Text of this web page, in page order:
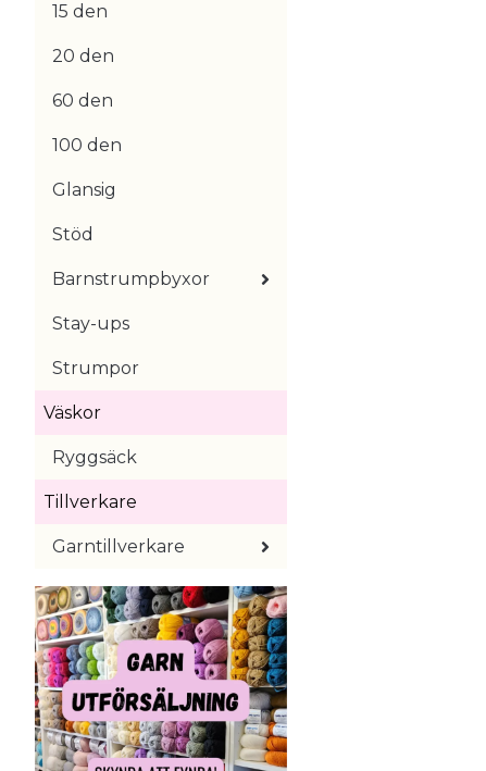
15 den
20 den
60 den
100 den
Glansig
Stöd
Barnstrumpbyxor
Stay-ups
Strumpor
Väskor
Ryggsäck
Tillverkare
Garntillverkare